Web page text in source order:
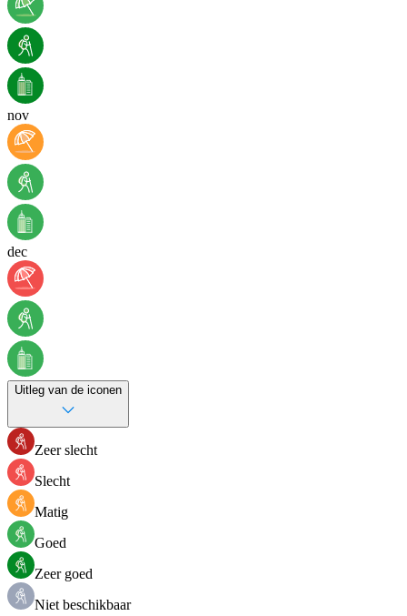
nov
dec
Uitleg van de iconen
Zeer slecht
Slecht
Matig
Goed
Zeer goed
Niet beschikbaar